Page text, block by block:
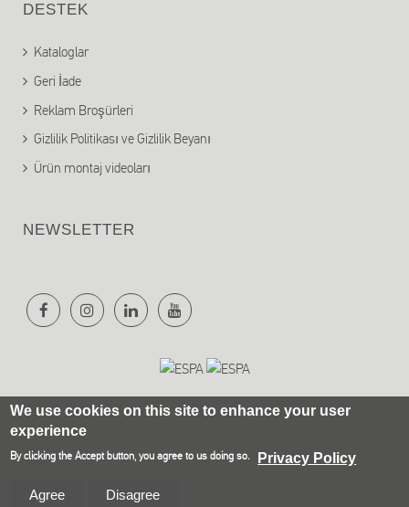
DESTEK
Kataloglar
Geri İade
Reklam Broşürleri
Gizlilik Politikası ve Gizlilik Beyanı
Ürün montaj videoları
NEWSLETTER
We use cookies on this site to enhance your user
experience
By clicking the Accept button, you agree to us doing so. Privacy Policy
Agree Disagree